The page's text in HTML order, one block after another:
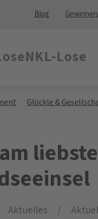
Blog
NKL-Lose
Glöckle &
Aktuelles